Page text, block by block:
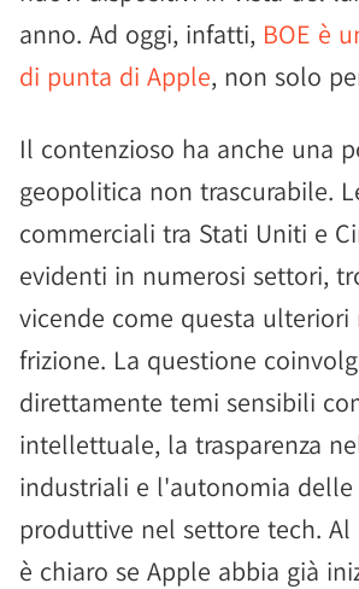
anno. Ad oggi, infatti, BOE è
di punta di Apple, non solo
Il contenzioso ha anche una
geopolitica non trascurabile.
commerciali tra Stati Uniti e
evidenti in numerosi settori,
vicende come questa
frizione. La questione
direttamente temi sensibili
intellettuale, la trasparenza
industriali e l'autonomia
produttive nel settore tech.
è chiaro se Apple abbia già